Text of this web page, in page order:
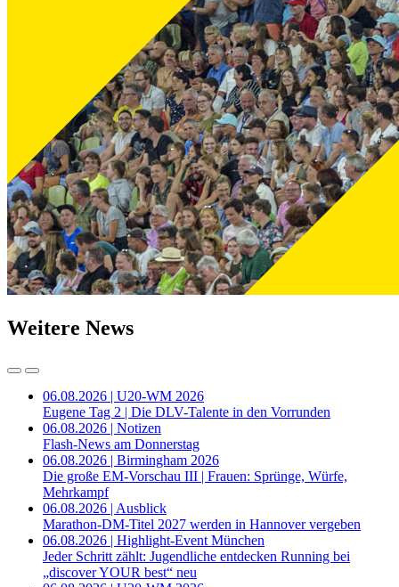
Weitere News
06.08.2026 | U20-WM 2026
Eugene Tag 2 | Die DLV-Talente in den Vorrunden
06.08.2026 | Notizen
Flash-News am Donnerstag
06.08.2026 | Birmingham 2026
Die große EM-Vorschau III | Frauen: Sprünge, Würfe,
Mehrkampf
06.08.2026 | Ausblick
Marathon-DM-Titel 2027 werden in Hannover vergeben
06.08.2026 | Highlight-Event München
Jeder Schritt zählt: Jugendliche entdecken Running bei
„discover YOUR best“ neu